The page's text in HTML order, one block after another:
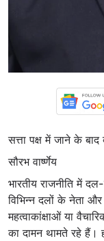
सत्ता पक्ष में जाने के बाद
सौरभ वार्ष्णेय
भारतीय राजनीति में
विभिन्न दलों के नेता और
महत्वाकांक्षाओं या
का दामन थामते रहे हैं।